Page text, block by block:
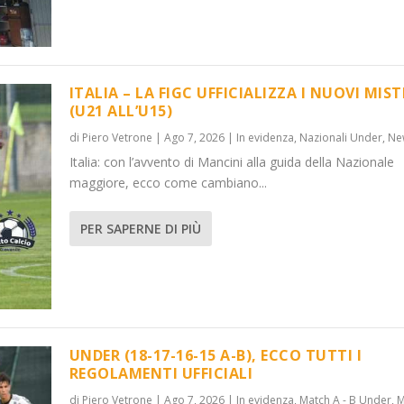
MISTER...
, News
I REGOLAMENTI ...
Under ,Match Serie C Under
ITALIA – LA FIGC UFFICIALIZZA I NUOVI
(U21 ALL’U15)
di Piero Vetrone | Ago 7, 2026| In evidenza, Nazionali Under,
Italia: con l’avvento di Mancini alla guida della Nazionale
maggiore, ecco come cambiano...
PER SAPERNE DI PIÙ
UNDER (18-17-16-15 A-B), ECCO TUTTI I
REGOLAMENTI UFFICIALI
di Piero Vetrone | Ago 7, 2026| In evidenza, Match A - B Under,